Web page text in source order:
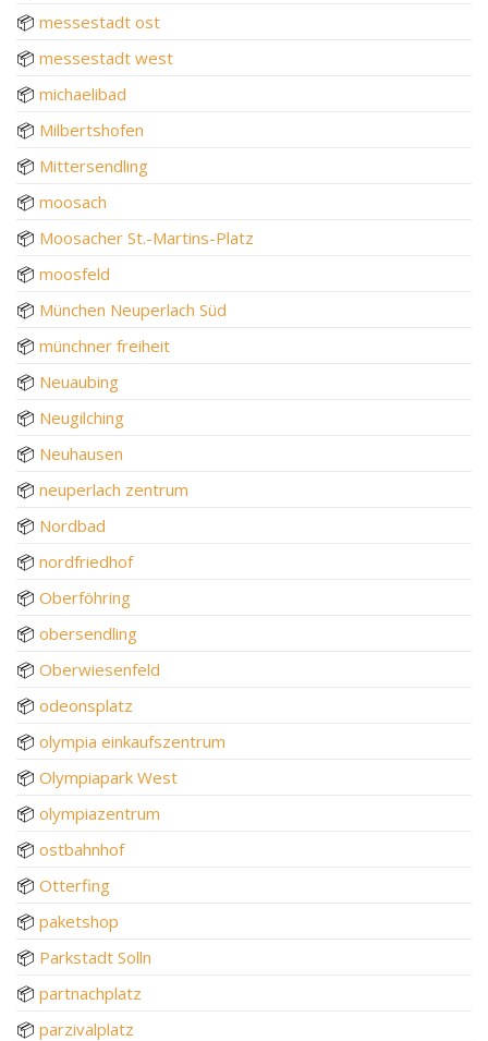
📦 messestadt ost
📦 messestadt west
📦 michaelibad
📦 Milbertshofen
📦 Mittersendling
📦 moosach
📦 Moosacher St.-Martins-Platz
📦 moosfeld
📦 München Neuperlach Süd
📦 münchner freiheit
📦 Neuaubing
📦 Neugilching
📦 Neuhausen
📦 neuperlach zentrum
📦 Nordbad
📦 nordfriedhof
📦 Oberföhring
📦 obersendling
📦 Oberwiesenfeld
📦 odeonsplatz
📦 olympia einkaufszentrum
📦 Olympiapark West
📦 olympiazentrum
📦 ostbahnhof
📦 Otterfing
📦 paketshop
📦 Parkstadt Solln
📦 partnachplatz
📦 parzivalplatz